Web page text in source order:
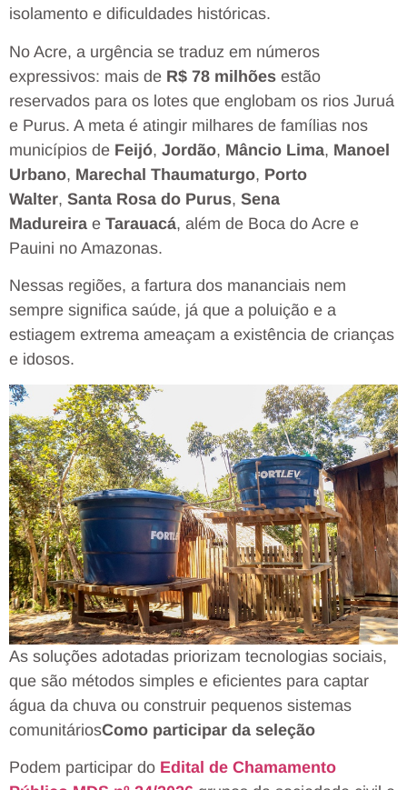
isolamento e dificuldades históricas.
No Acre, a urgência se traduz em números
expressivos: mais de R$ 78 milhões estão
reservados para os lotes que englobam os rios Juruá
e Purus. A meta é atingir milhares de famílias nos
municípios de Feijó, Jordão, Mâncio Lima, Manoel
Urbano, Marechal Thaumaturgo, Porto
Walter, Santa Rosa do Purus, Sena
Madureira e Tarauacá, além de Boca do Acre e
Pauini no Amazonas.
Nessas regiões, a fartura dos mananciais nem
sempre significa saúde, já que a poluição e a
estiagem extrema ameaçam a existência de crianças
e idosos.
As soluções adotadas priorizam tecnologias sociais,
que são métodos simples e eficientes para captar
água da chuva ou construir pequenos sistemas
comunitáriosComo participar da seleção
Podem participar do Edital de Chamamento